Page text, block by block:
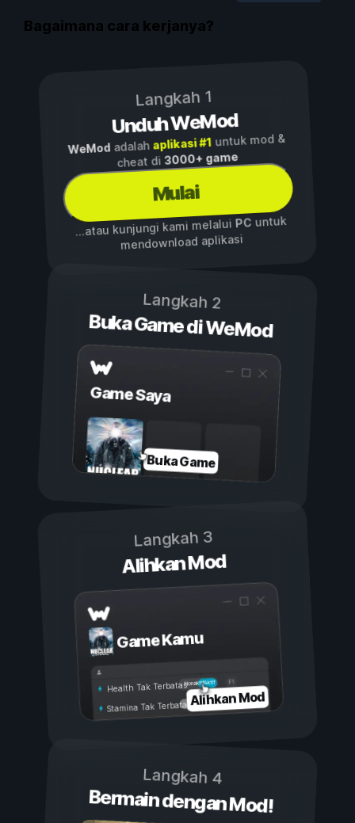
Bagaimana cara kerjanya?
Langkah 1
Unduh WeMod
WeModadalah aplikasi #1untuk mod &
cheat di3000+ game
Mulai
...atau kunjungi kami melalui PCuntuk
mendownload aplikasi
Langkah 2
Buka Game di WeMod
Game Saya
Buka Game
Langkah 3
Alihkan Mod
Game Kamu
Aktif
Nonaktif
Health Tak Terbatas
Stamina Tak TerbatasAlihkan Mod
Langkah 4
Bermain dengan Mod!